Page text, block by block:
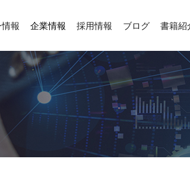
報 企業情報 採用情報 ブログ 書籍紹